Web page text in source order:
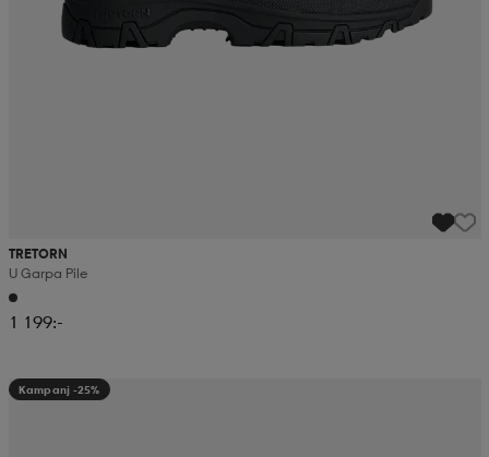
TRETORN
U Garpa Pile
1 199:-
Kampanj -25%